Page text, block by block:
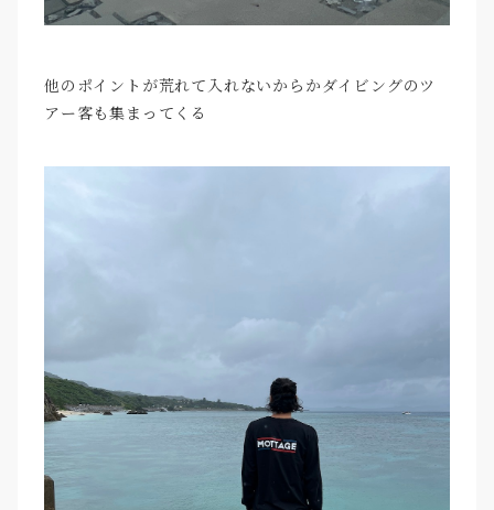
他のポイントが荒れて入れないからかダイビングのツ
アー客も集まってくる